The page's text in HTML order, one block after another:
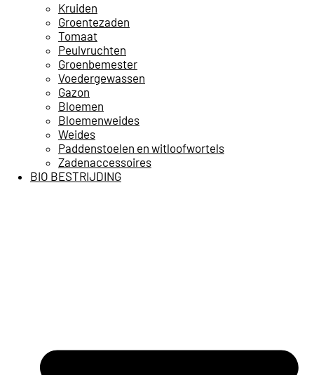
Kruiden
Groentezaden
Tomaat
Peulvruchten
Groenbemester
Voedergewassen
Gazon
Bloemen
Bloemenweides
Weides
Paddenstoelen en witloofwortels
Zadenaccessoires
BIO BESTRIJDING